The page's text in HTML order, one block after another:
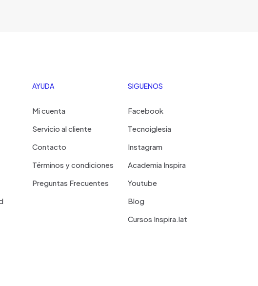
AYUDA
Mi cuenta
Servicio al cliente
Contacto
Términos y condiciones
Preguntas Frecuentes
SIGUENOS
Facebook
Tecnoiglesia
Instagram
Academia Inspira
Youtube
Blog
Cursos Inspira.lat